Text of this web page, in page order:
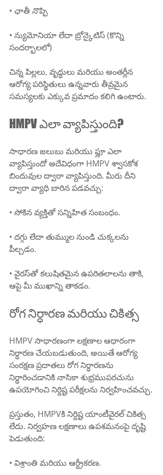
• ఛాతీ నొప్పి
• న్యుమోనియా లేదా బ్రోన్కైటిస్ (కొన్ని
సందర్భాలలో)
చిన్న పిల్లలు, వృద్ధులు మరియు అంతర్లీన
ఆరోగ్య పరిస్థితులు ఉన్నవారు తీవ్రమైన
సమస్యలకు ఎక్కువ ప్రమాదం కలిగి ఉంటారు.
HMPV ఎలా వ్యాపిస్తుంది?
సాధారణ జలుబు మరియు ఫ్లూ ఎలా
వ్యాపిస్తుందో అదేవిధంగా HMPV శ్వాసకోశ
బిందువుల ద్వారా వ్యాపిస్తుంది. మీరు దీని
ద్వారా వ్యాధి బారిన పడవచ్చు:
• సోకిన వ్యక్తితో సన్నిహిత సంబంధం.
• దగ్గు లేదా తుమ్ముల నుండి చుక్కలను
పీల్చడం.
• వైరస్‌తో కలుషితమైన ఉపరితలాలను తాకి,
ఆపై మీ ముఖాన్ని తాకడం.
రోగ నిర్ధారణ మరియు చికిత్స
HMPV సాధారణంగా లక్షణాల ఆధారంగా
నిర్ధారణ చేయబడుతుంది, అయితే ఆరోగ్య
సంరక్షణ ప్రదాతలు రోగ నిర్ధారణను
నిర్ధారించడానికి నాసికా శుభ్రముపరచును
ఉపయోగించి నిర్దిష్ట పరీక్షలను నిర్వహించవచ్చు.
ప్రస్తుతం, HMPVకి నిర్దిష్ట యాంటీవైరల్ చికిత్స
లేదు. నిర్వహణ లక్షణాలు ఉపశమనంపై దృష్టి
పెడుతుంది:
• విశ్రాంతి మరియు ఆర్ద్రీకరణ.